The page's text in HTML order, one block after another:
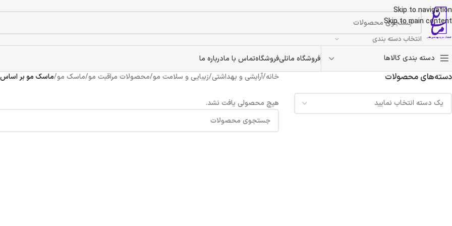
Skip to navigation
Skip to main content
انتخاب دسته بندی
دسته بندی کالاها فروشگاه مانلیفروشگاهتماس با مادرباره ما
دسته‌های محصولات خانه/آرایشی و بهداشتی/زیبایی و سلامت مو/محصولات مراقبت مو/ماسک مو/ماسک مو بر اساس
هیچ محصولی یافت نشد.